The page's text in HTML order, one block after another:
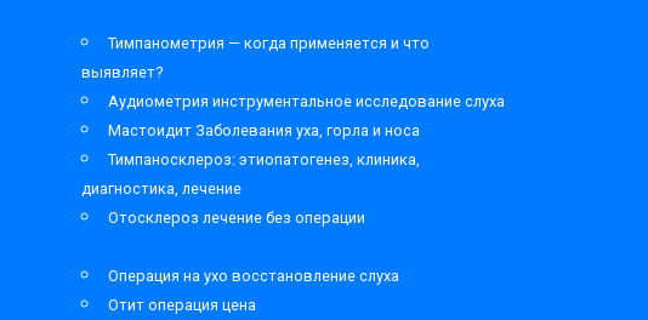
Тимпанометрия — когда применяется и что
выявляет?
Аудиометрия инструментальное исследование слуха
Мастоидит Заболевания уха, горла и носа
Тимпаносклероз: этиопатогенез, клиника,
диагностика, лечение
Отосклероз лечение без операции
Операция на ухо восстановление слуха
Отит операция цена